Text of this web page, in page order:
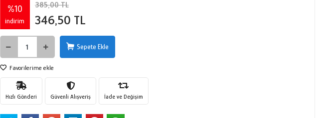
%10
indirim
385,00 TL
346,50 TL
Sepete Ekle
Favorilerime ekle
Hızlı Gönderi Güvenli Alışveriş İade ve Değişim